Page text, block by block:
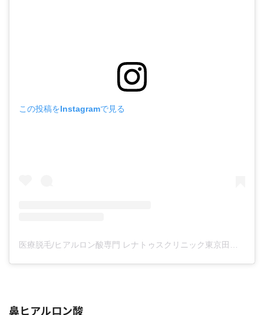
この投稿をInstagramで見る
医療脱毛/ヒアルロン酸専門 レナトゥスクリニック東京田町院 東山麻伊子(@dr.higashiyama)がシェアした投稿
鼻ヒアルロン酸